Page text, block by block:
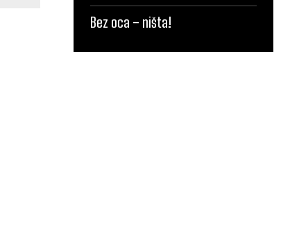
Bez oca – ništa!